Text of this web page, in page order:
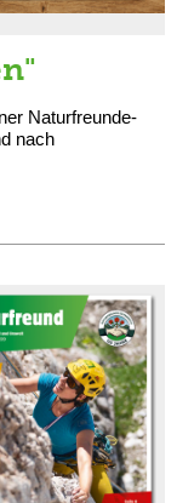
Naturfreunde-
nach